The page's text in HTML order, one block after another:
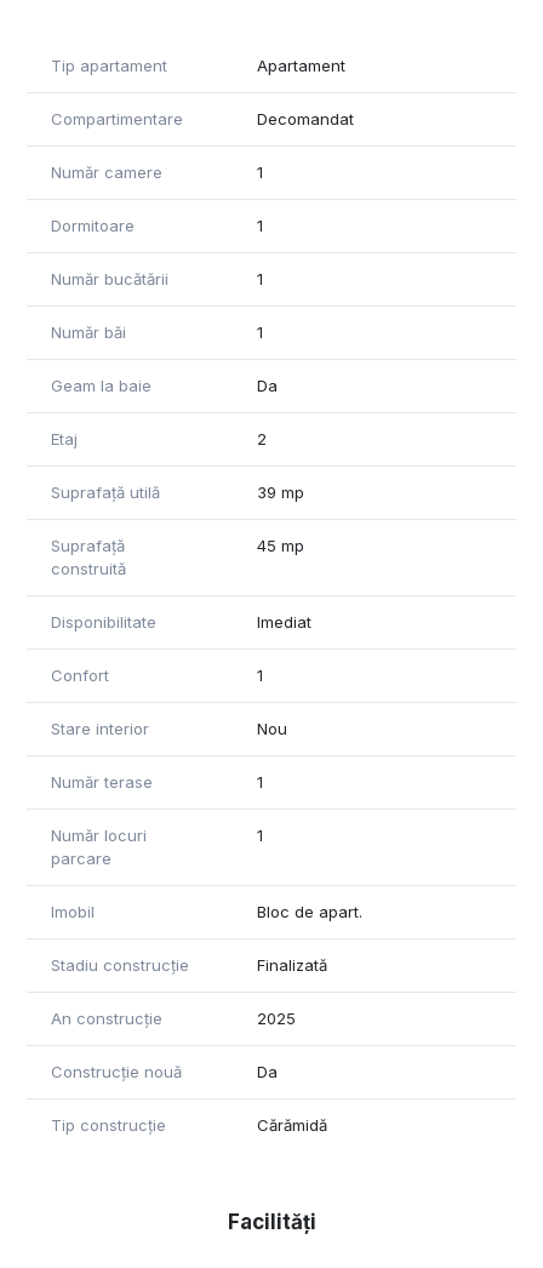
optimă în interiorul locuinței.
• Compartimentare: Hol de acces, camera , bucătărie și baie.
sistemul de climatizare (AC), garantând costuri de întreținere
Avantaje și Dotări
cu accent pe funcționalitate. Bucătăria este echipată cu
electrocasnicele necesare, iar spațiile de depozitare sunt
bine gândite.
• Localizare Excelentă: Situat în imediata proximitate a
punctelor de interes major:
• Shopping: Iulius Town (la câteva minute distanță),
supermarketuri (Lidl, Kaufland, Profi).
• Relaxare: Parcuri, săli de fitness și restaurante în
vecinătate.
• Transport: Acces facil la mijloacele de transport în comun și
conexiune rapidă către zona centrală sau ieșirile din oraș.
Condiții de Închiriere
• Disponibilitate: Imediată.
Tip apartament Apartament
Compartimentare Decomandat
Număr camere 1
Dormitoare 1
Număr bucătării 1
Număr băi 1
Geam la baie Da
Etaj 2
Suprafață utilă 39 mp
Suprafață
construită
45 mp
Disponibilitate Imediat
Confort 1
Stare interior Nou
Număr terase 1
Număr locuri
parcare
1
Imobil Bloc de apart.
Stadiu construcție Finalizată
An construcție 2025
Construcție nouă Da
Tip construcție Cărămidă
Facilități